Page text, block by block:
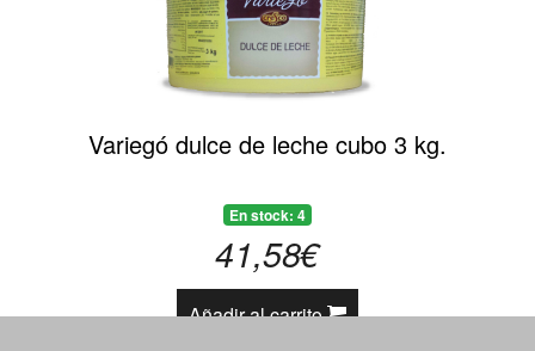
Variegó dulce de leche cubo 3 kg.
En stock: 4
41,58€
Añadir al carrito